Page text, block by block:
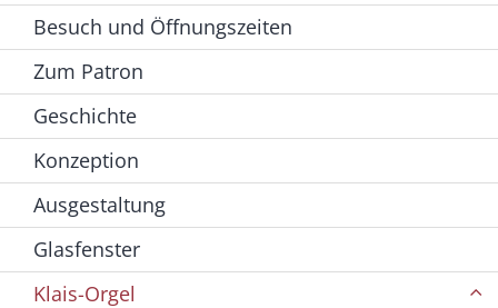
Besuch und Öffnungszeiten
Zum Patron
Geschichte
Konzeption
Ausgestaltung
Glasfenster
Klais-Orgel